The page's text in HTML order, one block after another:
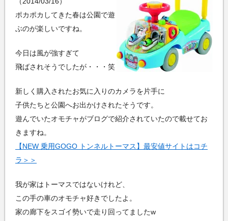
ポカポカしてきた春は公園で遊
ぶのが楽しいですね。
今日は風が強すぎて
飛ばされそうでしたが・・・笑
新しく購入されたお気に入りのカメラを片手に
子供たちと公園へお出かけされたそうです。
遊んでいたオモチャがブログで紹介されていたので載せてお
きますね。
【NEW 乗用GOGO トンネルトーマス】最安値サイトはコチ
ラ＞＞
我が家はトーマスではないけれど、
この手の車のオモチャ好きでしたよ。
家の廊下をスゴイ勢いで走り回ってましたw